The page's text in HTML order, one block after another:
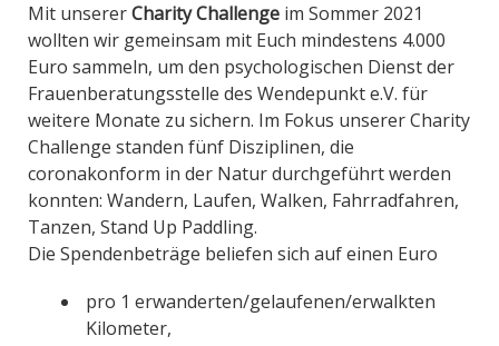
Mit unsererCharity Challenge im Sommer 2021
wollten wir gemeinsam mit Euch mindestens 4.000
Euro sammeln, um den psychologischen Dienst der
Frauenberatungsstelle des Wendepunkt e.V. für
weitere Monate zu sichern. Im Fokus unserer Charity
Challenge standen fünf Disziplinen, die
coronakonform in der Natur durchgeführt werden
konnten: Wandern, Laufen, Walken, Fahrradfahren,
Tanzen, Stand Up Paddling.
Die Spendenbeträge beliefen sich auf einen Euro
pro 1 erwanderten/gelaufenen/erwalkten
Kilometer,